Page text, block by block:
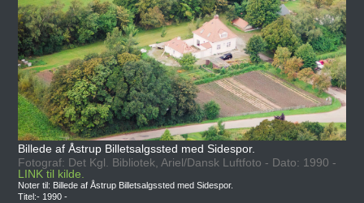
Billede af Åstrup Billetsalgssted med Sidespor.
Fotograf: Det Kgl. Bibliotek, Ariel/Dansk Luftfoto - Dato: 1990 -
LINK til kilde.
Noter til: Billede af Åstrup Billetsalgssted med Sidespor.
Titel:- 1990 -